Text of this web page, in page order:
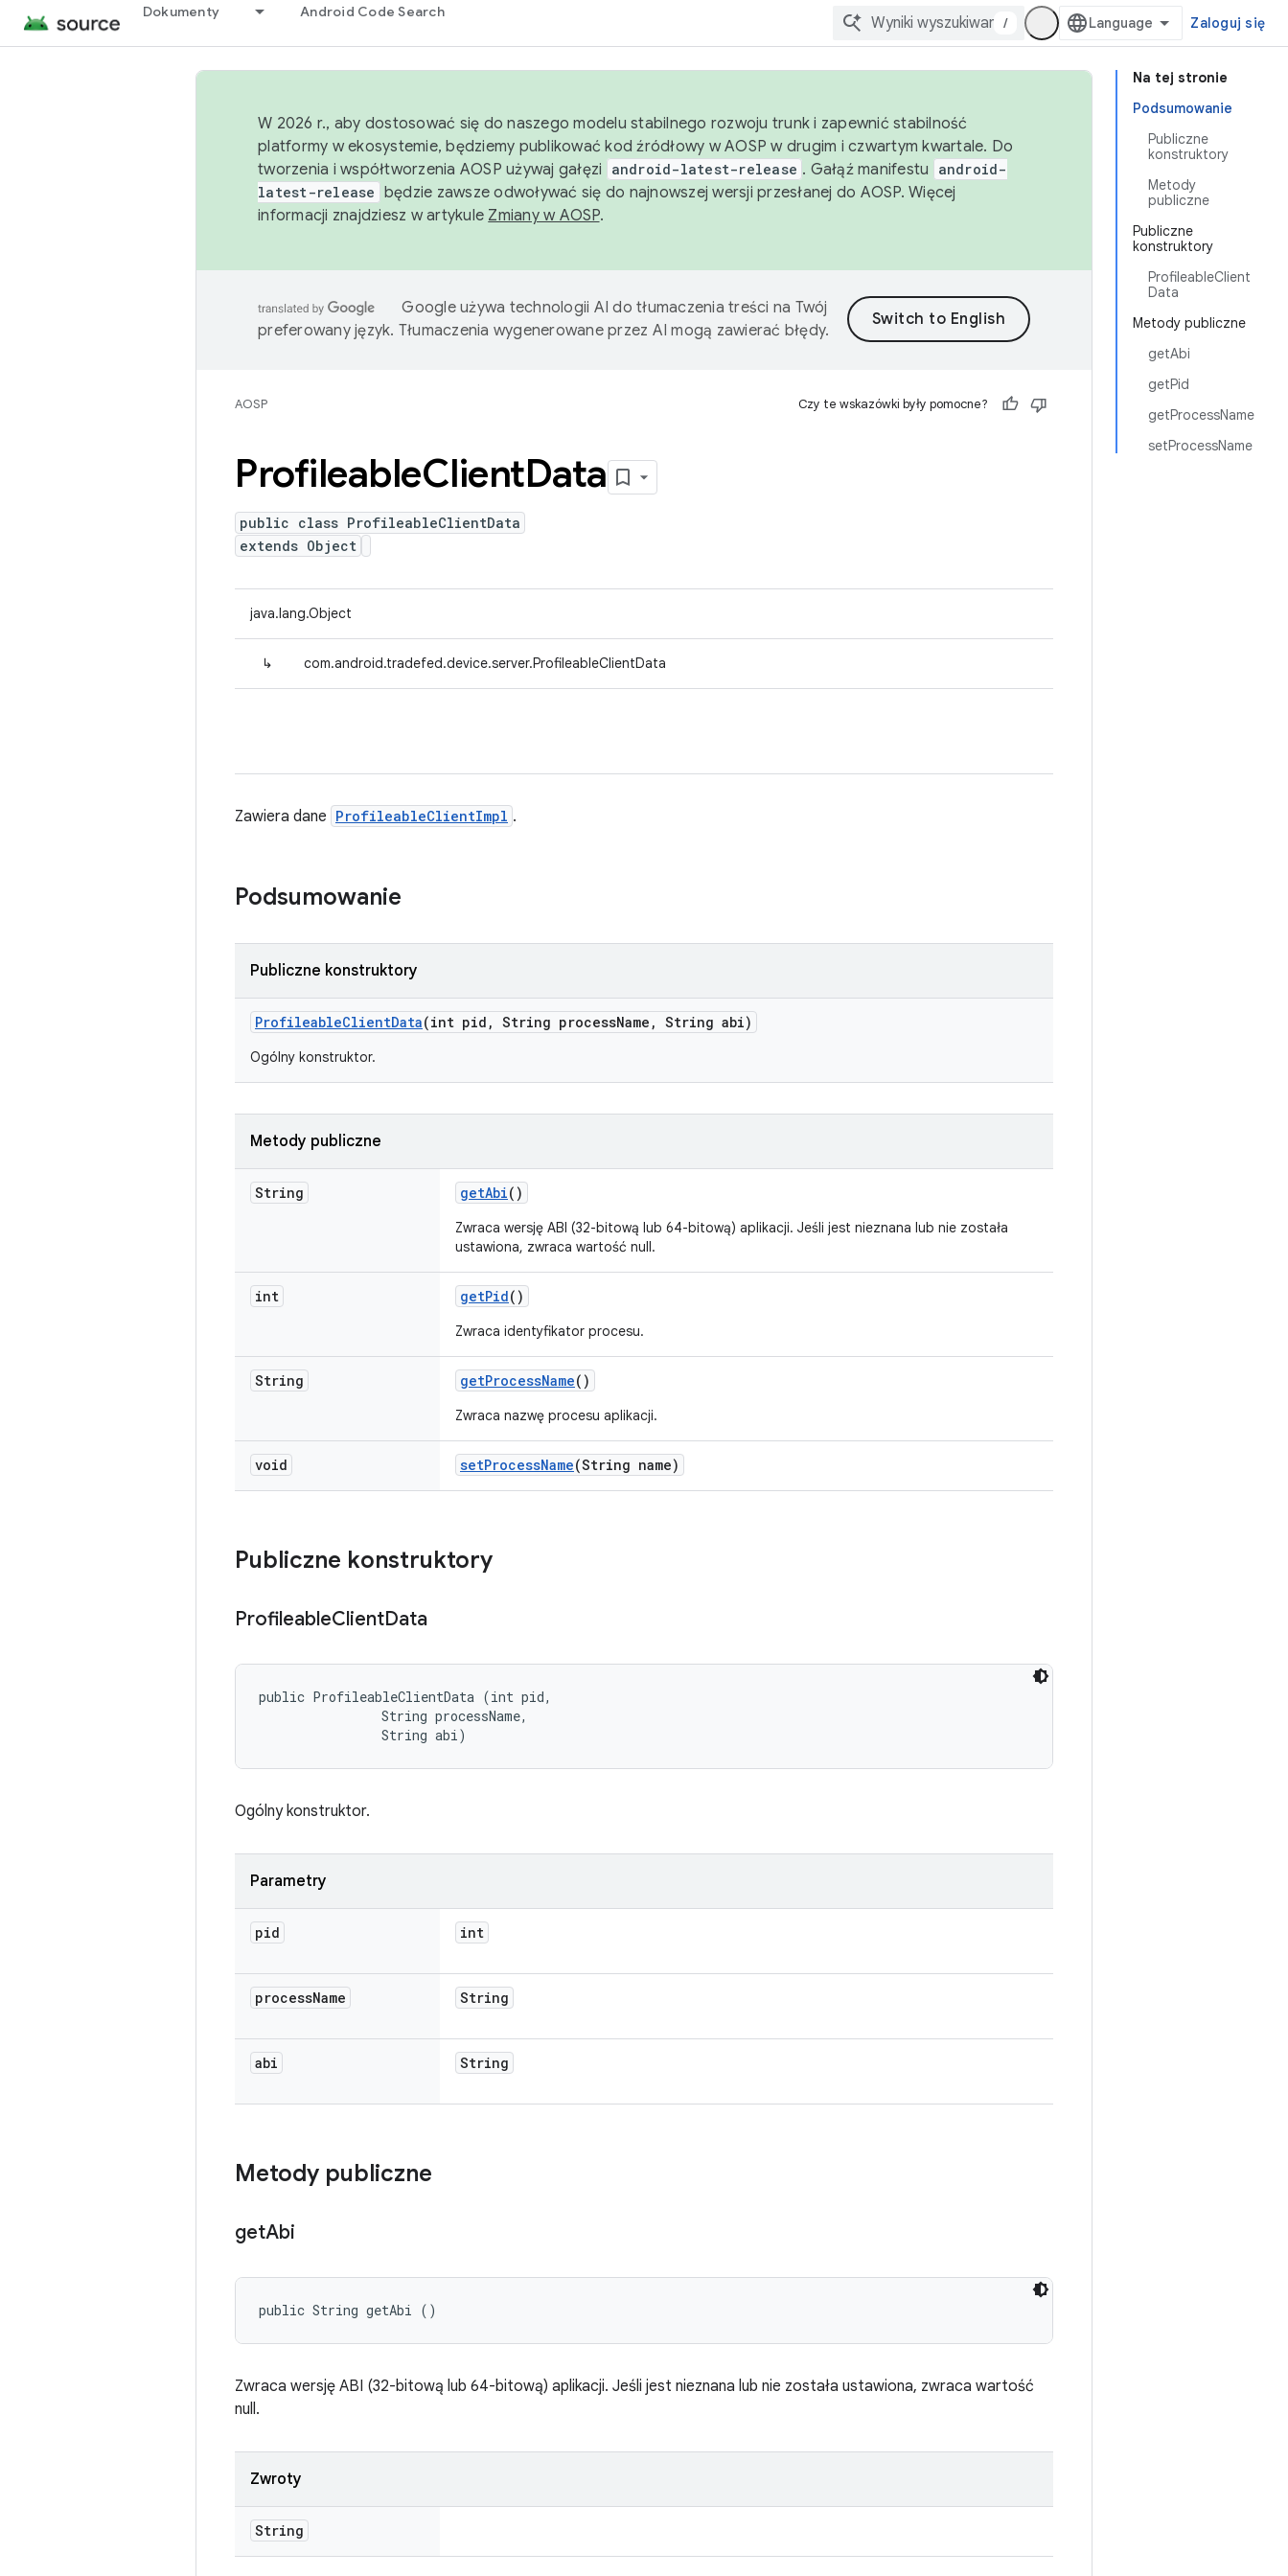
Dokumenty Android Code Search
/ Zaloguj się
Na tej stronie
Podsumowanie
Publiczne
konstruktory
Metody
publiczne
Publiczne
konstruktory
ProfileableClient
Data
Metody publiczne
getAbi
getPid
getProcessName
setProcessName
W 2026 r., aby dostosować się do naszego modelu stabilnego rozwoju trunk i zapewnić stabilność
platformy w ekosystemie, będziemy publikować kod źródłowy w AOSP w drugim i czwartym kwartale. Do
tworzenia i współtworzenia AOSP używaj gałęzi
android-latest-release . Gałąź manifestu
android-
latest-release będzie zawsze odwoływać się do najnowszej wersji przesłanej do AOSP. Więcej
informacji znajdziesz w artykule Zmiany w AOSP.
Google używa technologii AI do tłumaczenia treści na Twój
preferowany język. Tłumaczenia wygenerowane przez AI mogą zawierać błędy.
AOSP Czy te wskazówki były pomocne?
ProfileableClientData
public class ProfileableClientData
extends Object
java.lang.Object
↳ com.android.tradefed.device.server.ProfileableClientData
Zawiera dane ProfileableClientImpl .
Podsumowanie
Publiczne konstruktory
ProfileableClientData(int pid , String processName , String abi)
Ogólny konstruktor.
Metody publiczne
String getAbi()
Zwraca wersję ABI (32-bitową lub 64-bitową) aplikacji. Jeśli jest nieznana lub nie została
ustawiona, zwraca wartość null.
int getPid()
Zwraca identyfikator procesu.
String getProcessName()
Zwraca nazwę procesu aplikacji.
void setProcessName(String name)
Publiczne konstruktory
ProfileableClientData
public ProfileableClientData (int pid,
                String processName,
                String abi)
Ogólny konstruktor.
Parametry
pid int
processName String
abi String
Metody publiczne
getAbi
public String getAbi ()
Zwraca wersję ABI (32-bitową lub 64-bitową) aplikacji. Jeśli jest nieznana lub nie została ustawiona, zwraca wartość
null.
Zwroty
String